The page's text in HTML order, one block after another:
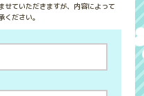
ていただきますが、内容によって
ださい。